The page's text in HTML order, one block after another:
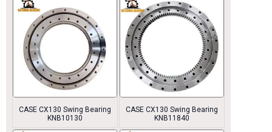
CASE CX130 Swing Bearing
KNB10130
CASE CX130 Swing Bearing
KNB11840